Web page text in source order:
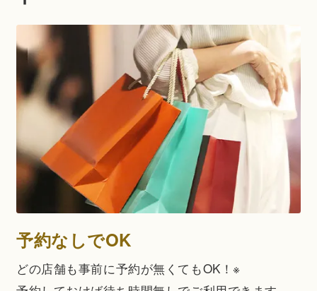
予約なしでOK
どの店舗も事前に予約が無くてもOK！※